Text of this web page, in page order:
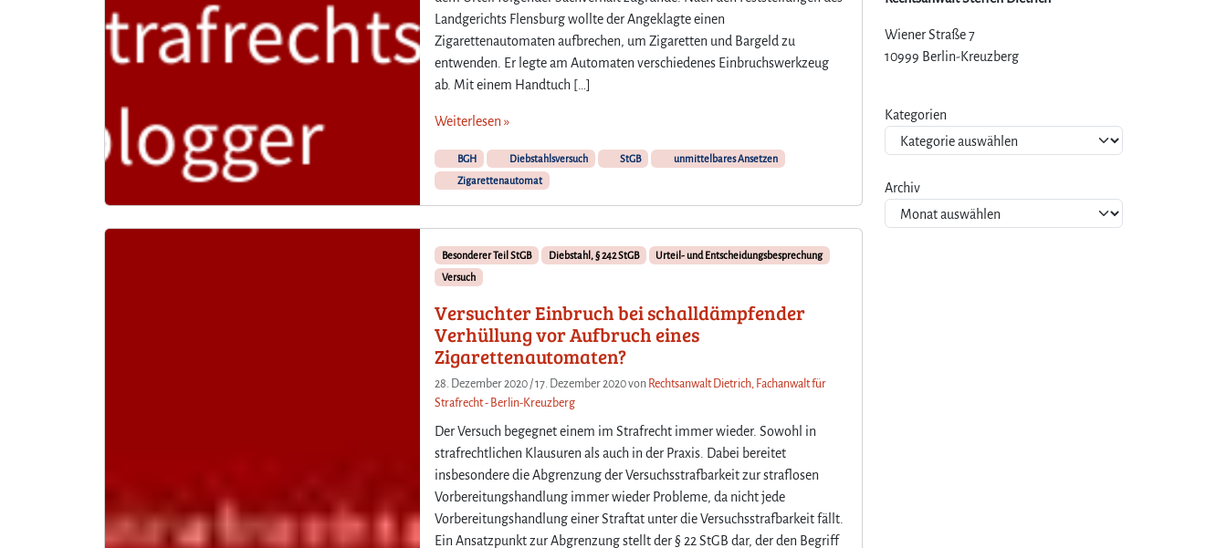
Landgerichts Flensburg wollte der Angeklagte einen
Zigarettenautomaten aufbrechen, um Zigaretten und Bargeld zu
entwenden. Er legte am Automaten verschiedenes Einbruchswerkzeug
ab. Mit einem Handtuch […]
Weiterlesen »
BGH Diebstahlsversuch StGB
unmittelbares Ansetzen
Zigarettenautomat
Besonderer Teil StGB Diebstahl, § 242 StGB
Urteil- und Entscheidungsbesprechung
Versuch
Versuchter Einbruch bei schalldämpfender
Verhüllung vor Aufbruch eines
Zigarettenautomaten?
28. Dezember 2020 /17. Dezember 2020von Rechtsanwalt Dietrich, Fachanwalt für
Strafrecht - Berlin-Kreuzberg
Der Versuch begegnet einem im Strafrecht immer wieder. Sowohl in
strafrechtlichen Klausuren als auch in der Praxis. Dabei bereitet
insbesondere die Abgrenzung der Versuchsstrafbarkeit zur straflosen
Vorbereitungshandlung immer wieder Probleme, da nicht jede
Vorbereitungshandlung einer Straftat unter die Versuchsstrafbarkeit fällt.
Ein Ansatzpunkt zur Abgrenzung stellt der § 22 StGB dar, der den Begriff
Wiener Straße 7
10999 Berlin-Kreuzberg
Kategorien
Archiv